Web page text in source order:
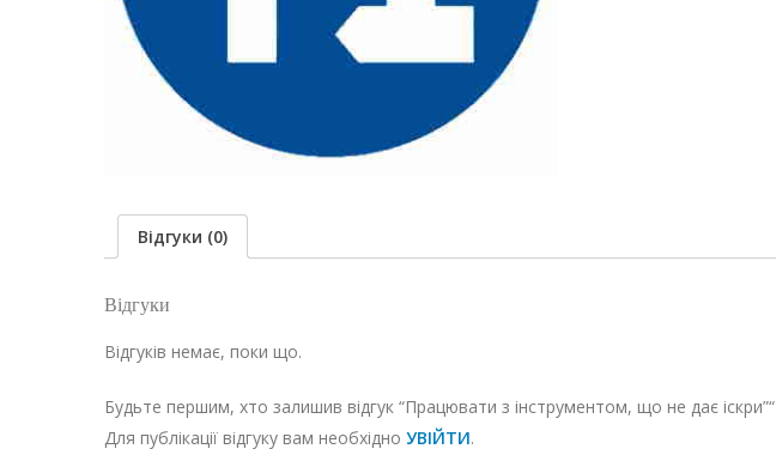
Відгуки (0)
Відгуки
Відгуків немає, поки що.
Будьте першим, хто залишив відгук “Працювати з інструментом, що не дає іскри”“
Для публікації відгуку вам необхідно УВІЙТИ.